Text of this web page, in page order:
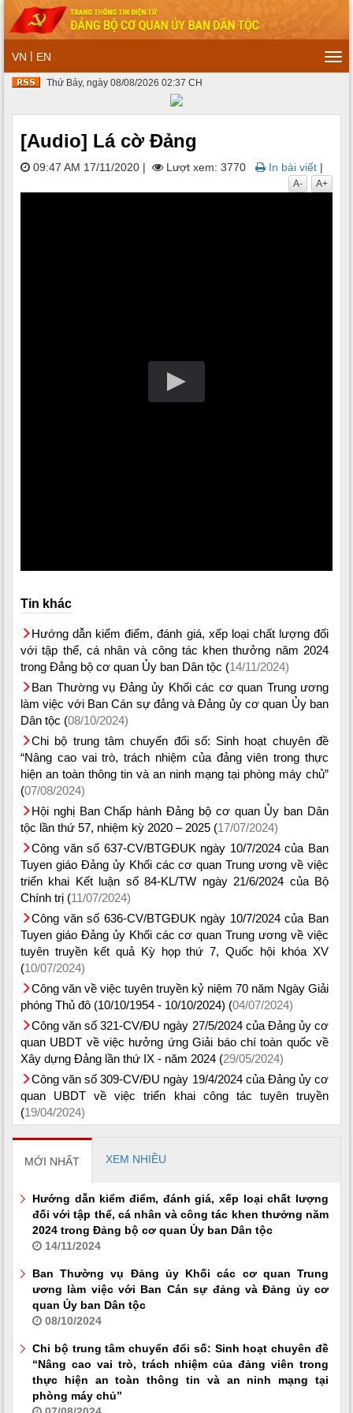
VN | EN
Thứ Bảy, ngày 08/08/2026 02:37 CH
[Audio] Lá cờ Đảng
09:47 AM 17/11/2020 | Lượt xem: 3770 In bài viết |
A+
A-
Tin khác
Hướng dẫn kiểm điểm, đánh giá, xếp loại chất lượng đối
với tập thể, cá nhân và công tác khen thưởng năm 2024
trong Đảng bộ cơ quan Ủy ban Dân tộc (14/11/2024)
Ban Thường vụ Đảng ủy Khối các cơ quan Trung ương
làm việc với Ban Cán sự đảng và Đảng ủy cơ quan Ủy ban
Dân tộc (08/10/2024)
Chi bộ trung tâm chuyển đổi số: Sinh hoạt chuyên đề
“Nâng cao vai trò, trách nhiệm của đảng viên trong thực
hiện an toàn thông tin và an ninh mạng tại phòng máy chủ”
(07/08/2024)
Hội nghị Ban Chấp hành Đảng bộ cơ quan Ủy ban Dân
tộc lần thứ 57, nhiệm kỳ 2020 – 2025 (17/07/2024)
Công văn số 637-CV/BTGĐUK ngày 10/7/2024 của Ban
Tuyen giáo Đảng ủy Khối các cơ quan Trung ương về việc
triển khai Kết luận số 84-KL/TW ngày 21/6/2024 của Bộ
Chính trị (11/07/2024)
Công văn số 636-CV/BTGĐUK ngày 10/7/2024 của Ban
Tuyen giáo Đảng ủy Khối các cơ quan Trung ương về việc
tuyên truyền kết quả Kỳ họp thứ 7, Quốc hội khóa XV
(10/07/2024)
Công văn về việc tuyên truyền kỷ niệm 70 năm Ngày Giải
phóng Thủ đô (10/10/1954 - 10/10/2024) (04/07/2024)
Công văn số 321-CV/ĐU ngày 27/5/2024 của Đảng ủy cơ
quan UBDT về việc hưởng ứng Giải báo chí toàn quốc về
Xây dựng Đảng lần thứ IX - năm 2024 (29/05/2024)
Công văn số 309-CV/ĐU ngày 19/4/2024 của Đảng ủy cơ
quan UBDT về việc triển khai công tác tuyên truyền
(19/04/2024)
MỚI NHẤT XEM NHIỀU
Hướng dẫn kiểm điểm, đánh giá, xếp loại chất lượng
đối với tập thể, cá nhân và công tác khen thưởng năm
2024 trong Đảng bộ cơ quan Ủy ban Dân tộc
14/11/2024
Ban Thường vụ Đảng ủy Khối các cơ quan Trung
ương làm việc với Ban Cán sự đảng và Đảng ủy cơ
quan Ủy ban Dân tộc
08/10/2024
Chi bộ trung tâm chuyển đổi số: Sinh hoạt chuyên đề
“Nâng cao vai trò, trách nhiệm của đảng viên trong
thực hiện an toàn thông tin và an ninh mạng tại
phòng máy chủ”